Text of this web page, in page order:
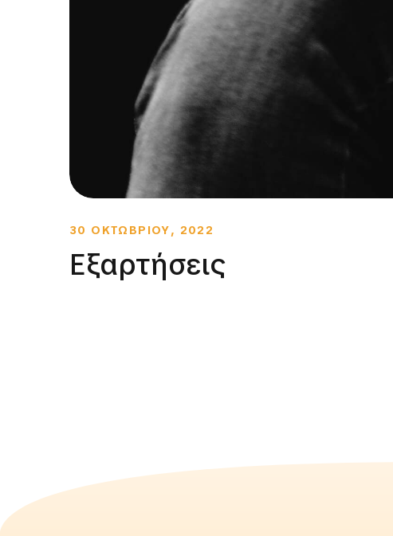
30 ΟΚΤΩΒΡΙΟΥ, 2022
Εξαρτήσεις